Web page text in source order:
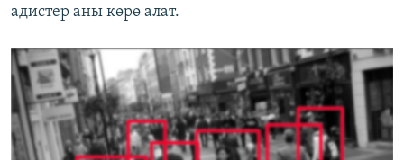
адистер аны көрө алат.